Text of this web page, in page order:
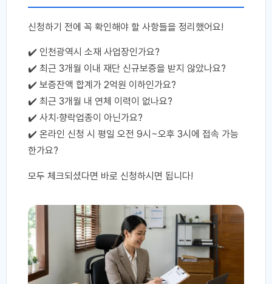
신청하기 전에 꼭 확인해야 할 사항들을 정리했어요!
✔️ 인천광역시 소재 사업장인가요?
✔️ 최근 3개월 이내 재단 신규보증을 받지 않았나요?
✔️ 보증잔액 합계가 2억원 이하인가요?
✔️ 최근 3개월 내 연체 이력이 없나요?
✔️ 사치·향락업종이 아닌가요?
✔️ 온라인 신청 시 평일 오전 9시~오후 3시에 접속 가능
한가요?
모두 체크되셨다면 바로 신청하시면 됩니다!